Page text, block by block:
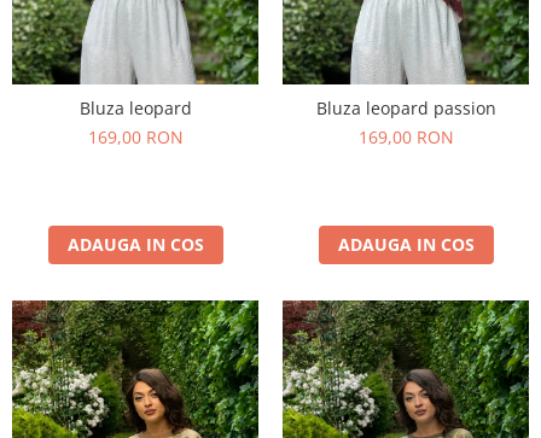
Bluza leopard
169,00 RON
ADAUGA IN COS
Bluza leopard passion
169,00 RON
ADAUGA IN COS